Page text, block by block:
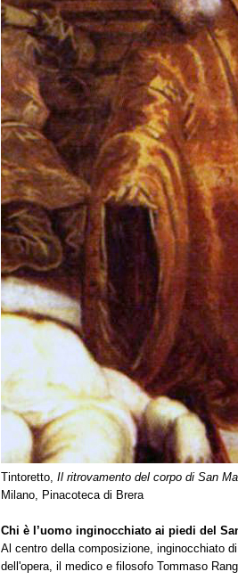
Tintoretto, Il ritrovamento del corpo di San
Milano, Pinacoteca di Brera
Chi è l’uomo inginocchiato ai piedi del
Al centro della composizione, inginocchiato
dell'opera, il medico e filosofo Tommaso